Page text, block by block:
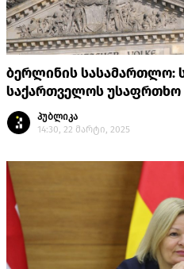
ბერლინის სასამართლო:
საქართველოს უსაფრთხო
პუბლიკა
14:30, 22 მარტი, 2025